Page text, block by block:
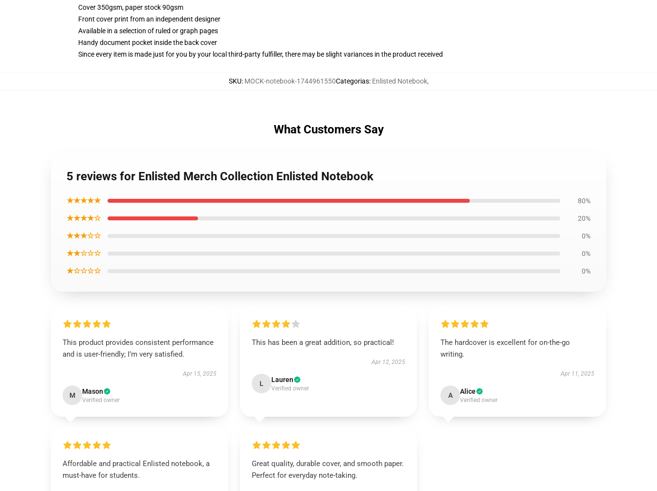
Cover 350gsm, paper stock 90gsm
Front cover print from an independent designer
Available in a selection of ruled or graph pages
Handy document pocket inside the back cover
Since every item is made just for you by your local third-party fulfiller, there may be slight variances in the product received
SKU: MOCK-notebook-1744961550Categorias: Enlisted Notebook,
What Customers Say
5 reviews for Enlisted Merch Collection Enlisted Notebook
★★★★★ 80%
★★★★☆ 20%
★★★☆☆ 0%
★★☆☆☆ 0%
★☆☆☆☆ 0%
This product provides consistent performance
and is user-friendly; I’m very satisfied.
Apr 15, 2025
M Mason
Verified owner
This has been a great addition, so practical!
Apr 12, 2025
L Lauren
Verified owner
The hardcover is excellent for on-the-go
writing.
Apr 11, 2025
A Alice
Verified owner
Affordable and practical Enlisted notebook, a
must-have for students.
Great quality, durable cover, and smooth paper.
Perfect for everyday note-taking.